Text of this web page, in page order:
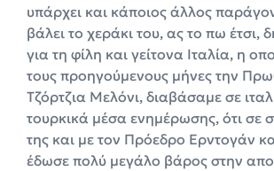
υπάρχει και κάποιος άλλος
βάλει το χεράκι του, ας το πω έτσι,
για τη φίλη και γείτονα Ιταλία, η
τους προηγούμενους μήνες την
Τζόρτζια Μελόνι, διαβάσαμε σε
τουρκικά μέσα ενημέρωσης, ότι σε
της και με τον Πρόεδρο Ερντογάν
έδωσε πολύ μεγάλο βάρος στην